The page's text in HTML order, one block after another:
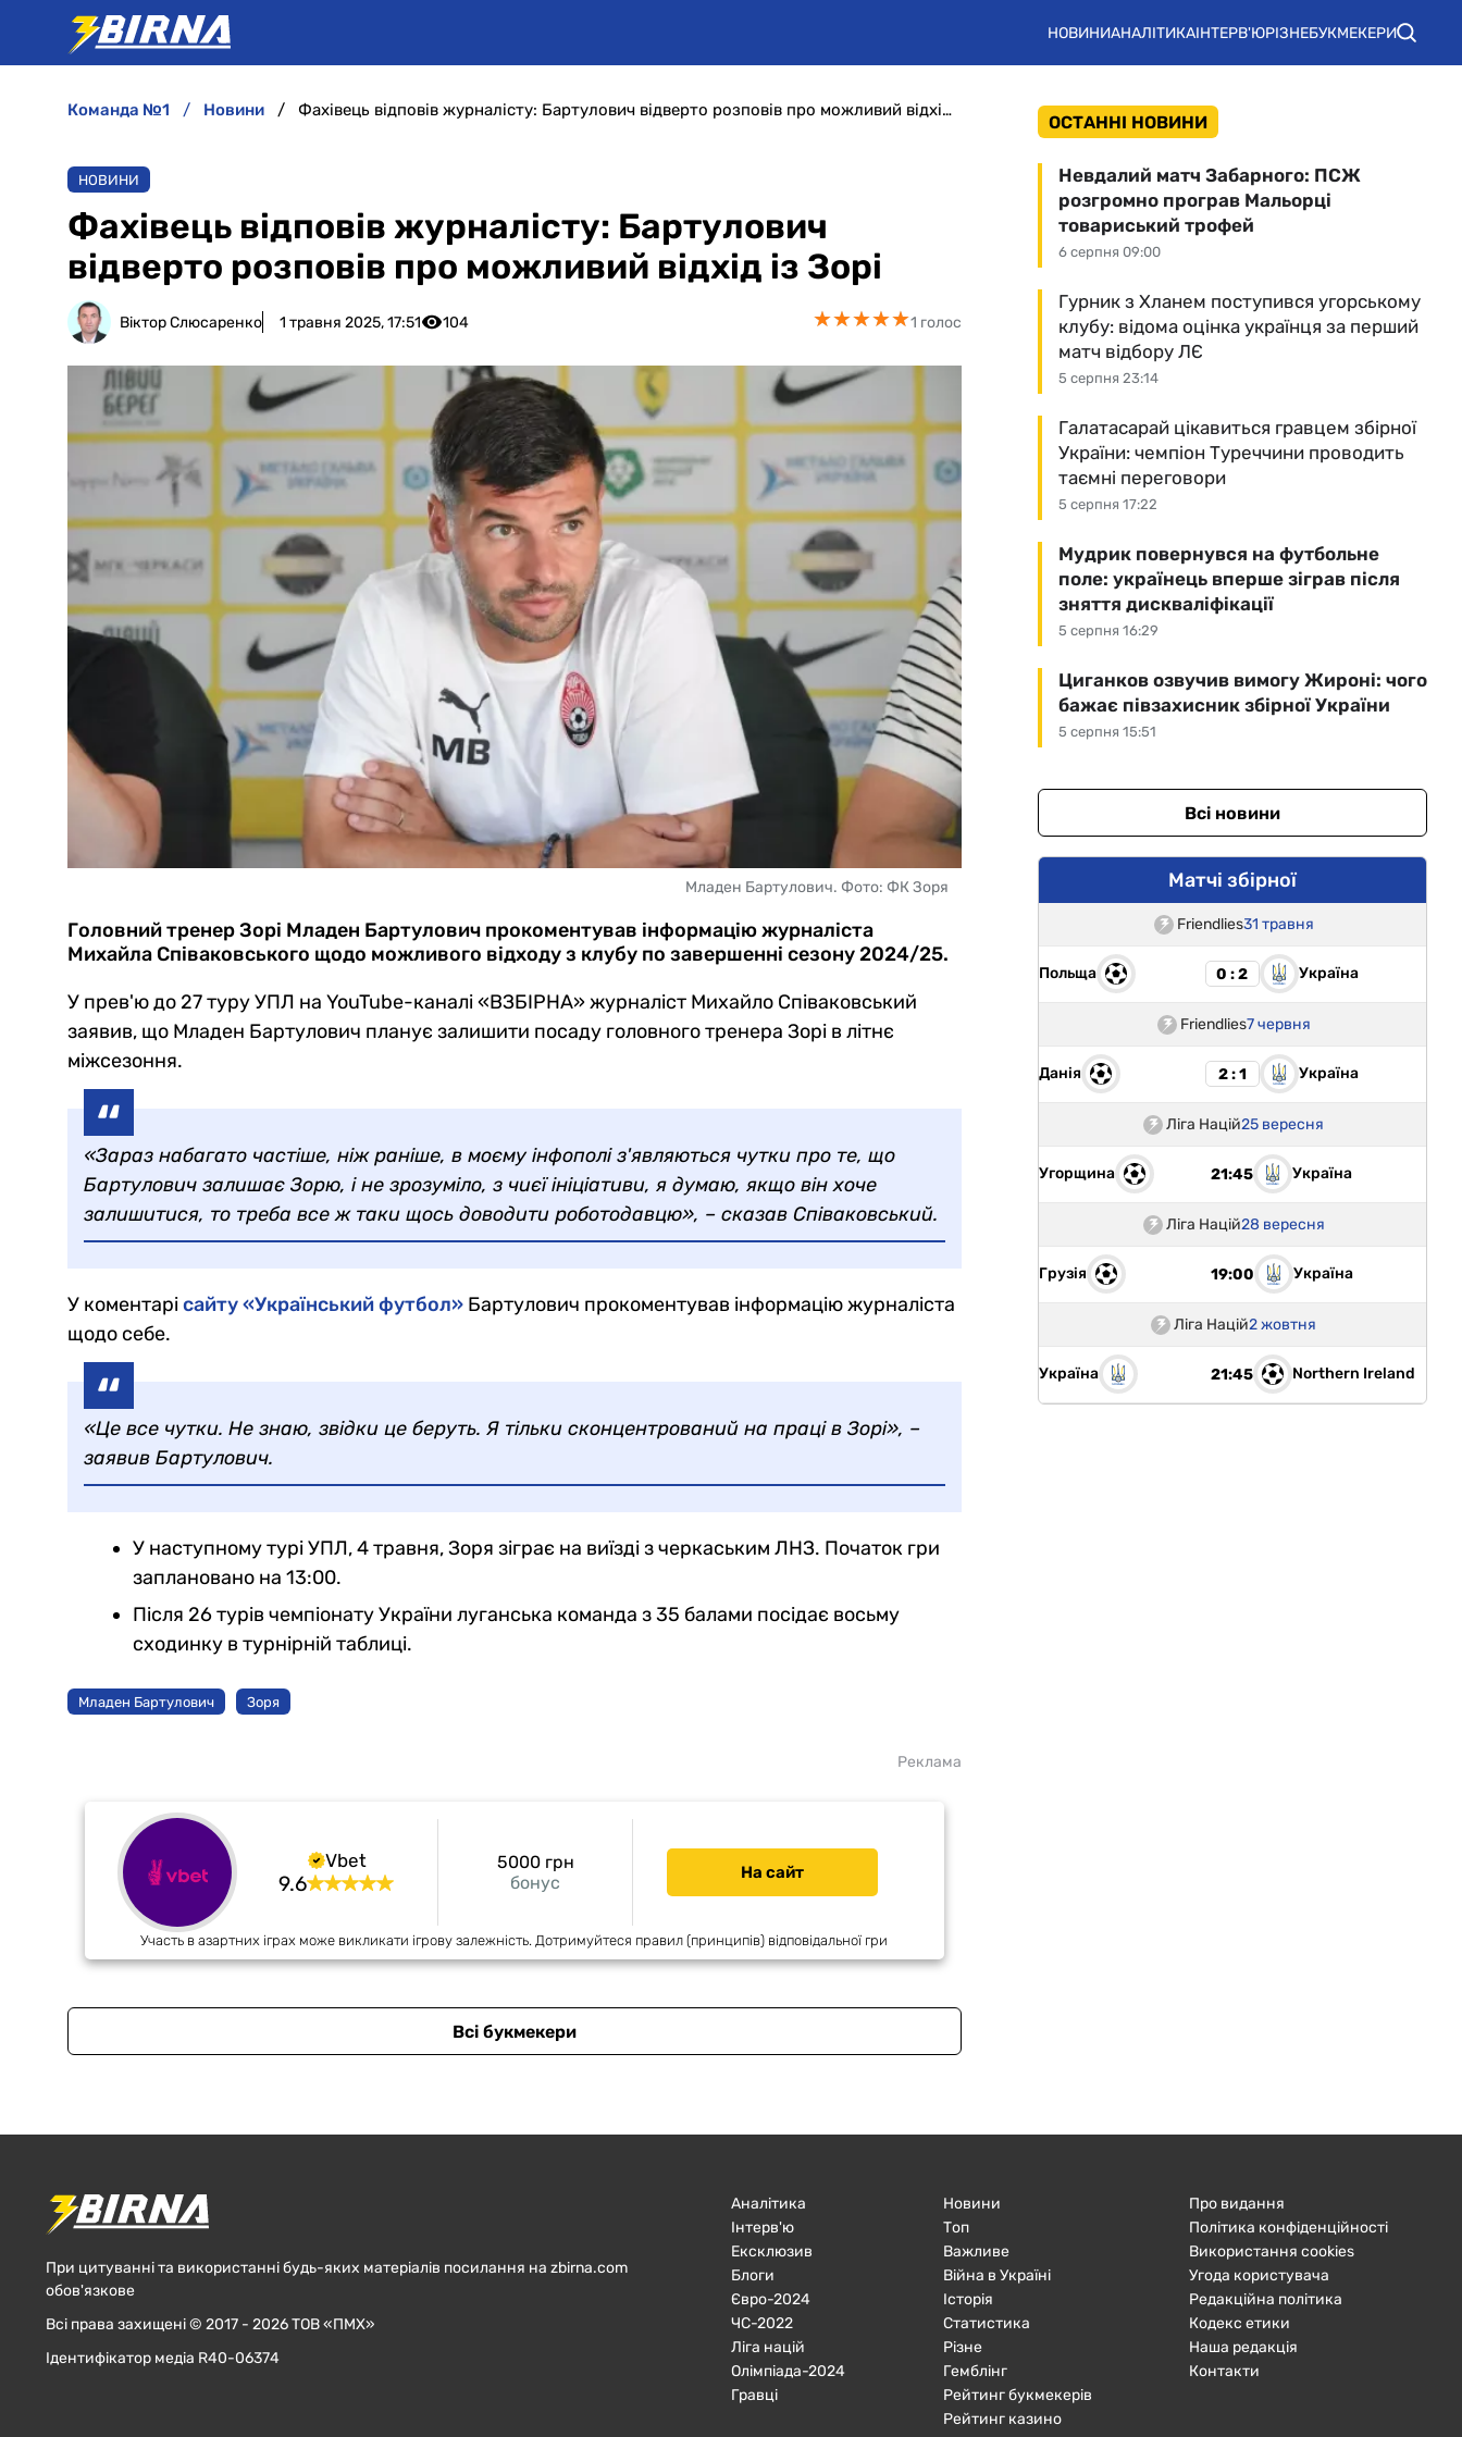
НОВИНИАНАЛІТИКАІНТЕРВ'ЮРІЗНЕБУКМЕКЕРИ
команда №1 новини Фахівець відповів журналісту: Бартулович відверто розповів про можливий відхід із Зорі
НОВИНИ
Фахівець відповів журналісту: Бартулович
відверто розповів про можливий відхід із Зорі
Віктор Слюсаренко 1 травня 2025, 17:51 104 ★★★★★
★★★★★1 голос
Младен Бартулович. Фото: ФК Зоря
Головний тренер Зорі Младен Бартулович прокоментував інформацію журналіста
Михайла Співаковського щодо можливого відходу з клубу по завершенні сезону 2024/25.
У прев'ю до 27 туру УПЛ на YouTube-каналі «ВЗБІРНА» журналіст Михайло Співаковський
заявив, що Младен Бартулович планує залишити посаду головного тренера Зорі в літнє
міжсезоння.
«Зараз набагато частіше, ніж раніше, в моєму інфополі з'являються чутки про те, що
Бартулович залишає Зорю, і не зрозуміло, з чиєї ініціативи, я думаю, якщо він хоче
залишитися, то треба все ж таки щось доводити роботодавцю», – сказав Співаковський.
У коментарісайту «Український футбол» Бартулович прокоментував інформацію журналіста
щодо себе.
«Це все чутки. Не знаю, звідки це беруть. Я тільки сконцентрований на праці в Зорі», –
заявив Бартулович.
У наступному турі УПЛ, 4 травня, Зоря зіграє на виїзді з черкаським ЛНЗ. Початок гри
заплановано на 13:00.
Після 26 турів чемпіонату України луганська команда з 35 балами посідає восьму
сходинку в турнірній таблиці.
Младен Бартулович Зоря
Реклама
Vbet
9.6 бонус
5000 грн На сайт
Участь в азартних іграх може викликати ігрову залежність. Дотримуйтеся правил (принципів) відповідальної гри
Всі букмекери
ОСТАННІ НОВИНИ
6 серпня 09:00
Невдалий матч Забарного: ПСЖ
розгромно програв Мальорці
товариський трофей
5 серпня 23:14
Гурник з Хланем поступився угорському
клубу: відома оцінка українця за перший
матч відбору ЛЄ
5 серпня 17:22
Галатасарай цікавиться гравцем збірної
України: чемпіон Туреччини проводить
таємні переговори
5 серпня 16:29
Мудрик повернувся на футбольне
поле: українець вперше зіграв після
зняття дискваліфікації
5 серпня 15:51
Циганков озвучив вимогу Жироні: чого
бажає півзахисник збірної України
Всі новини
Матчі збірної
Friendlies31 травня
Польща 0 : 2 Україна
Friendlies7 червня
Данія 2 : 1 Україна
Ліга Націй25 вересня
Угорщина 21:45 Україна
Ліга Націй28 вересня
Грузія 19:00 Україна
Ліга Націй2 жовтня
Україна 21:45 Northern Ireland
При цитуванні та використанні будь-яких матеріалів посилання на zbirna.com
обов'язкове
Всі права захищені © 2017 - 2026 ТОВ «ПМХ»
Ідентифікатор медіа R40-06374
Аналітика
Інтерв'ю
Ексклюзив
Блоги
Євро-2024
ЧC-2022
Ліга націй
Олімпіада-2024
Гравці
Новини
Топ
Важливе
Війна в Україні
Історія
Статистика
Різне
Гемблінг
Рейтинг букмекерів
Рейтинг казино
Про видання
Політика конфіденційності
Використання cookies
Угода користувача
Редакційна політика
Кодекс етики
Наша редакція
Контакти